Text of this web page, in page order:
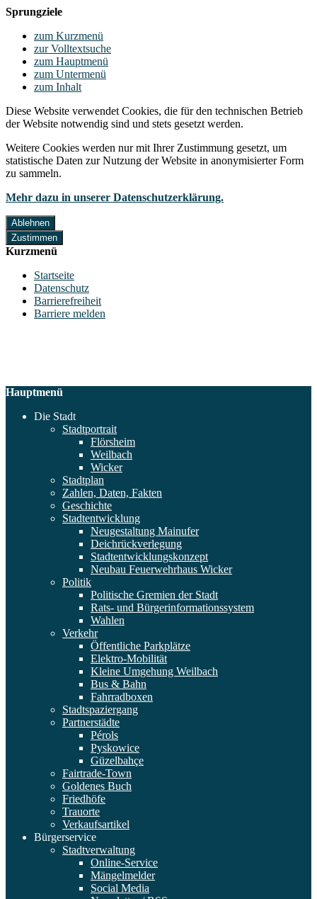
Sprungziele
zum Kurzmenü
zur Volltextsuche
zum Hauptmenü
zum Untermenü
zum Inhalt
Diese Website verwendet Cookies, die für den technischen Betrieb
der Website notwendig sind und stets gesetzt werden.
Weitere Cookies werden nur mit Ihrer Zustimmung gesetzt, um
statistische Daten zur Nutzung der Website in anonymisierter Form
zu sammeln.
Mehr dazu in unserer Datenschutzerklärung.
Ablehnen
Zustimmen
Kurzmenü
Startseite
Datenschutz
Barrierefreiheit
Barriere melden
Hauptmenü
Die Stadt
Stadtportrait
Flörsheim
Weilbach
Wicker
Stadtplan
Zahlen, Daten, Fakten
Geschichte
Stadtentwicklung
Neugestaltung Mainufer
Deichrückverlegung
Stadtentwicklungskonzept
Neubau Feuerwehrhaus Wicker
Politik
Politische Gremien der Stadt
Rats- und Bürgerinformationssystem
Wahlen
Verkehr
Öffentliche Parkplätze
Elektro-Mobilität
Kleine Umgehung Weilbach
Bus & Bahn
Fahrradboxen
Stadtspaziergang
Partnerstädte
Pérols
Pyskowice
Güzelbahçe
Fairtrade-Town
Goldenes Buch
Friedhöfe
Trauorte
Verkaufsartikel
Bürgerservice
Stadtverwaltung
Online-Service
Mängelmelder
Social Media